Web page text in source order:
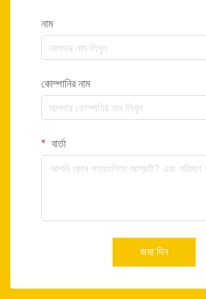
নাম
কোম্পানির নাম
বার্তা
জমা দিন